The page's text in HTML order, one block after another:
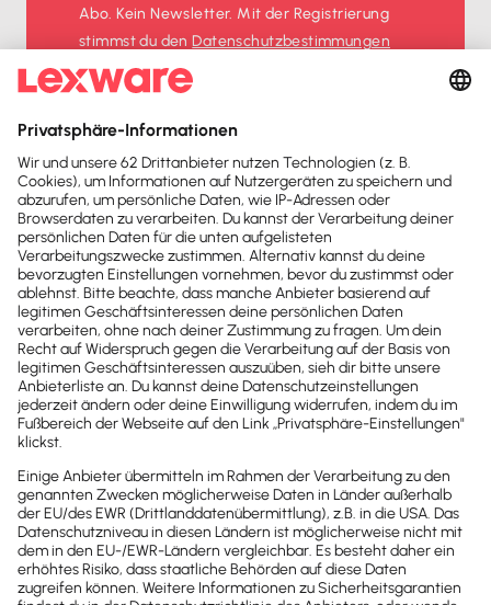
Abo. Kein Newsletter. Mit der Registrierung
stimmst du denDatenschutz­bestimmungen
und denAGBzu.
Sofort50%
Newsletter
Brandheiße
News direkt in
dein Postfach
wichtige News zu
Gesetzesänderungen,
hilfreiche Praxis-Tipps und
kostenlose Tools für